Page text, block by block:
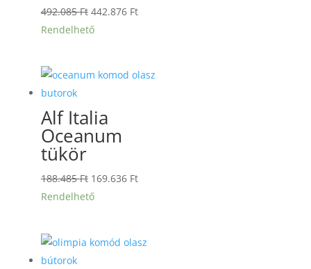
492.085Ft Original
price
442.876 FtCurrent
Rendelhető
Alf Italia
Oceanum
tükör
188.485Ft Original
price
169.636 FtCurrent
Rendelhető